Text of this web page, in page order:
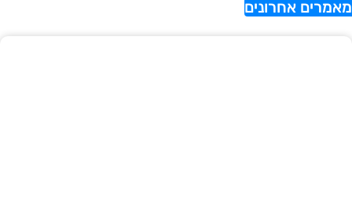
אחרונים